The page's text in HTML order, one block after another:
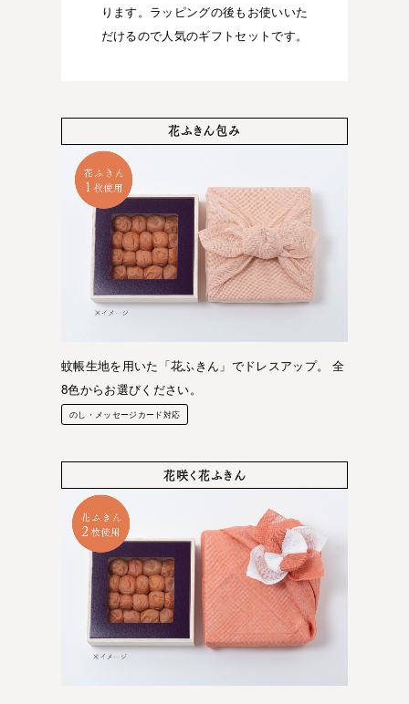
ります。ラッピングの後もお使いいた
だけるので人気のギフトセットです。
花ふきん包み
蚊帳生地を用いた「花ふきん」でドレスアップ。 全
8色からお選びください。
のし・メッセージカード対応
花咲く花ふきん